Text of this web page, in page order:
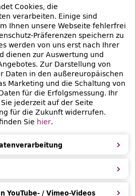
raubgut@zlb.de
30 90226-733
der ZLB
Instagram
Cookies, die
verarbeiten. Einige sind
Ihnen unsere Webseite fehlerfrei
Präferenzen speichern zu
werden von uns erst nach Ihrer
dienen zur Auswertung und
Zur Darstellung von
Daten in den außereuropäischen
Marketing und die Schaltung von
für die Erfolgsmessung. Ihr
jederzeit auf der Seite
für die Zukunft widerrufen.
Sie hier.
YouTube- / Vimeo-Videos